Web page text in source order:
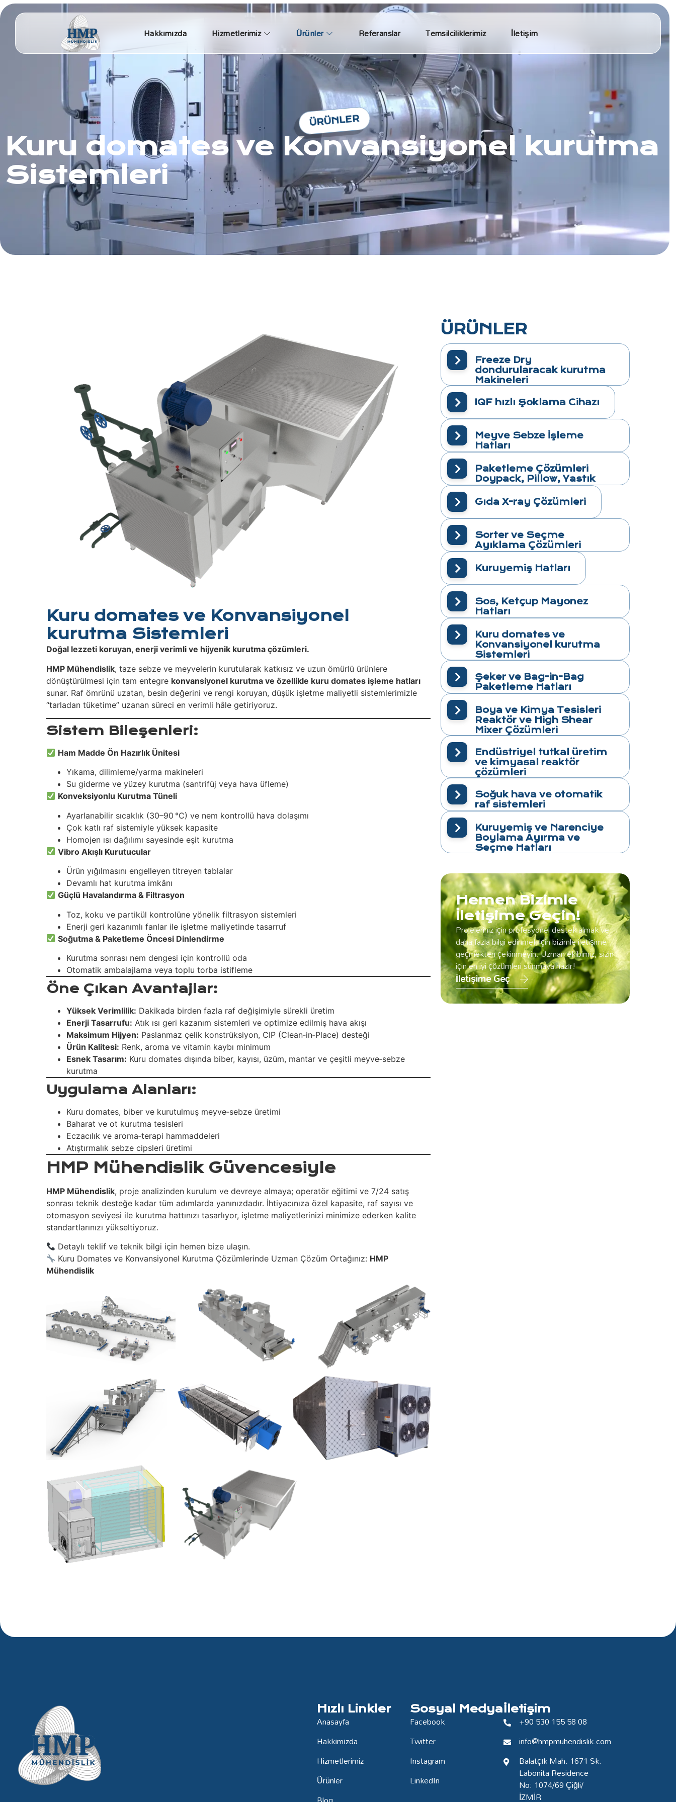
Hakkımızda Hizmetlerimiz Ürünler Referanslar Temsilciliklerimiz İletişim
ÜRÜNLER
Kuru domates ve Konvansiyonel kurutma
Sistemleri
Kuru domates ve Konvansiyonel
kurutma Sistemleri
Doğal lezzeti koruyan, enerji verimli ve hijyenik kurutma çözümleri.
HMP Mühendislik, taze sebze ve meyvelerin kurutularak katkısız ve uzun ömürlü ürünlere
dönüştürülmesi için tam entegre konvansiyonel kurutma ve özellikle kuru domates işleme hatları
sunar. Raf ömrünü uzatan, besin değerini ve rengi koruyan, düşük işletme maliyetli sistemlerimizle
“tarladan tüketime” uzanan süreci en verimli hâle getiriyoruz.
Sistem Bileşenleri:
Ham Madde Ön Hazırlık Ünitesi
Yıkama, dilimleme/yarma makineleri
Su giderme ve yüzey kurutma (santrifüj veya hava üfleme)
Konveksiyonlu Kurutma Tüneli
Ayarlanabilir sıcaklık (30–90 °C) ve nem kontrollü hava dolaşımı
Çok katlı raf sistemiyle yüksek kapasite
Homojen ısı dağılımı sayesinde eşit kurutma
Vibro Akışlı Kurutucular
Ürün yığılmasını engelleyen titreyen tablalar
Devamlı hat kurutma imkânı
Güçlü Havalandırma & Filtrasyon
Toz, koku ve partikül kontrolüne yönelik filtrasyon sistemleri
Enerji geri kazanımlı fanlar ile işletme maliyetinde tasarruf
Soğutma & Paketleme Öncesi Dinlendirme
Kurutma sonrası nem dengesi için kontrollü oda
Otomatik ambalajlama veya toplu torba istifleme
Öne Çıkan Avantajlar:
Yüksek Verimlilik: Dakikada birden fazla raf değişimiyle sürekli üretim
Enerji Tasarrufu: Atık ısı geri kazanım sistemleri ve optimize edilmiş hava akışı
Maksimum Hijyen: Paslanmaz çelik konstrüksiyon, CIP (Clean‐in‐Place) desteği
Ürün Kalitesi: Renk, aroma ve vitamin kaybı minimum
Esnek Tasarım: Kuru domates dışında biber, kayısı, üzüm, mantar ve çeşitli meyve‐sebze
kurutma
Uygulama Alanları:
Kuru domates, biber ve kurutulmuş meyve‐sebze üretimi
Baharat ve ot kurutma tesisleri
Eczacılık ve aroma‐terapi hammaddeleri
Atıştırmalık sebze cipsleri üretimi
HMP Mühendislik Güvencesiyle
HMP Mühendislik, proje analizinden kurulum ve devreye almaya; operatör eğitimi ve 7/24 satış
sonrası teknik desteğe kadar tüm adımlarda yanınızdadır. İhtiyacınıza özel kapasite, raf sayısı ve
otomasyon seviyesi ile kurutma hattınızı tasarlıyor, işletme maliyetlerinizi minimize ederken kalite
standartlarınızı yükseltiyoruz.
Detaylı teklif ve teknik bilgi için hemen bize ulaşın.
Kuru Domates ve Konvansiyonel Kurutma Çözümlerinde Uzman Çözüm Ortağınız: HMP
Mühendislik
ÜRÜNLER
Freeze Dry
dondurularacak kurutma
Makineleri
IQF hızlı Şoklama Cihazı
Meyve Sebze İşleme
Hatları
Paketleme Çözümleri
Doypack, Pillow, Yastık
Gıda X-ray Çözümleri
Sorter ve Seçme
Ayıklama Çözümleri
Kuruyemiş Hatları
Sos, Ketçup Mayonez
Hatları
Kuru domates ve
Konvansiyonel kurutma
Sistemleri
Şeker ve Bag-in-Bag
Paketleme Hatları
Boya ve Kimya Tesisleri
Reaktör ve High Shear
Mixer Çözümleri
Endüstriyel tutkal üretim
ve kimyasal reaktör
çözümleri
Soğuk hava ve otomatik
raf sistemleri
Kuruyemiş ve Narenciye
Boylama Ayırma ve
Seçme Hatları
Hemen Bizimle
İletişime Geçin!
Projeleriniz için profesyonel destek almak ve
daha fazla bilgi edinmek için bizimle iletişime
geçmekten çekinmeyin. Uzman ekibimiz, sizin
için en iyi çözümleri sunmaya hazır!
İletişime Geç
Hızlı Linkler
Anasayfa
Hakkımızda
Hizmetlerimiz
Ürünler
Sosyal Medya
Facebook
Twitter
Instagram
LinkedIn
İletişim
+90 530 155 58 08
info@hmpmuhendislik.com
Balatçık Mah. 1671 Sk.
Labonita Residence
No: 1074/69 Çiğli/
İZMİR